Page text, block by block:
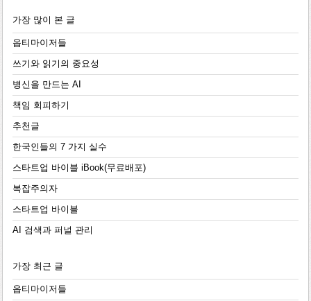
가장 많이 본 글
옵티마이저들
쓰기와 읽기의 중요성
병신을 만드는 AI
책임 회피하기
추천글
한국인들의 7 가지 실수
스타트업 바이블 iBook(무료배포)
복잡주의자
스타트업 바이블
AI 검색과 퍼널 관리
가장 최근 글
옵티마이저들